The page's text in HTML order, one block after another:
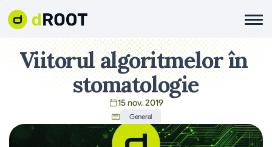
Viitorul algoritmelor în
stomatologie
15 nov. 2019
General